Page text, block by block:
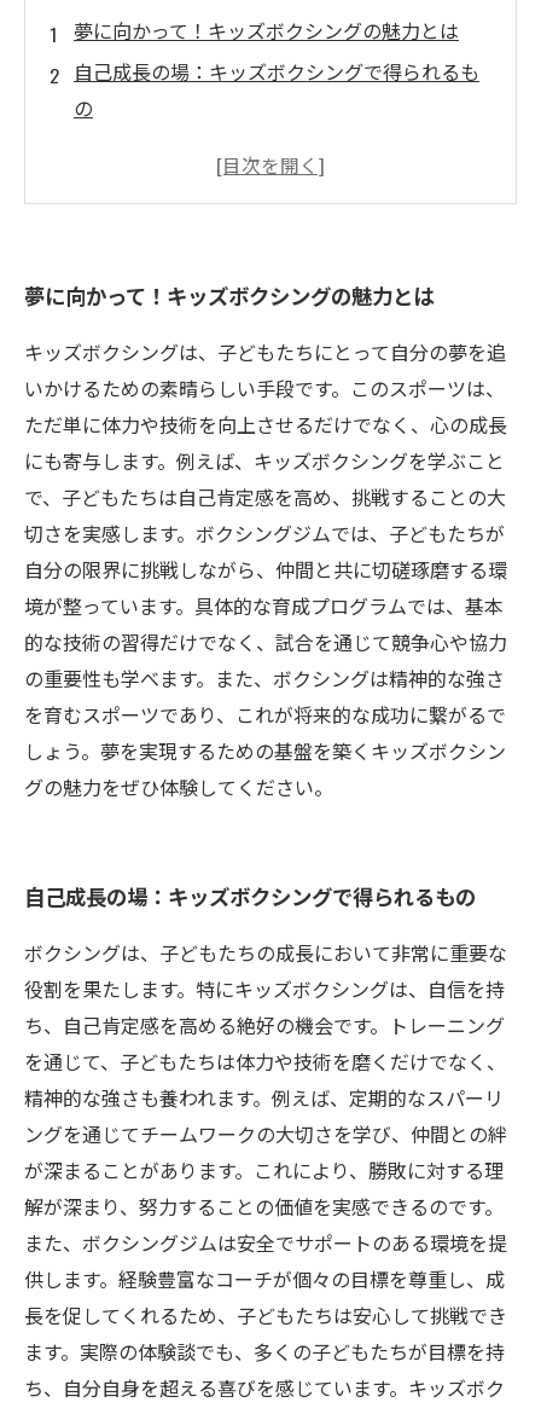
夢に向かって！キッズボクシングの魅力とは
自己成長の場：キッズボクシングで得られるも
の
心と体の成長を促す！ボクシングの効果とは
未来を担う子どもたちの可能性を広げるボクシ
ング
夢に向かって！キッズボクシングの魅力とは
キッズボクシングは、子どもたちにとって自分の夢を追
いかけるための素晴らしい手段です。このスポーツは、
ただ単に体力や技術を向上させるだけでなく、心の成長
にも寄与します。例えば、キッズボクシングを学ぶこと
で、子どもたちは自己肯定感を高め、挑戦することの大
切さを実感します。ボクシングジムでは、子どもたちが
自分の限界に挑戦しながら、仲間と共に切磋琢磨する環
境が整っています。具体的な育成プログラムでは、基本
的な技術の習得だけでなく、試合を通じて競争心や協力
の重要性も学べます。また、ボクシングは精神的な強さ
を育むスポーツであり、これが将来的な成功に繋がるで
しょう。夢を実現するための基盤を築くキッズボクシン
グの魅力をぜひ体験してください。
自己成長の場：キッズボクシングで得られるもの
ボクシングは、子どもたちの成長において非常に重要な
役割を果たします。特にキッズボクシングは、自信を持
ち、自己肯定感を高める絶好の機会です。トレーニング
を通じて、子どもたちは体力や技術を磨くだけでなく、
精神的な強さも養われます。例えば、定期的なスパーリ
ングを通じてチームワークの大切さを学び、仲間との絆
が深まることがあります。これにより、勝敗に対する理
解が深まり、努力することの価値を実感できるのです。
また、ボクシングジムは安全でサポートのある環境を提
供します。経験豊富なコーチが個々の目標を尊重し、成
長を促してくれるため、子どもたちは安心して挑戦でき
ます。実際の体験談でも、多くの子どもたちが目標を持
ち、自分自身を超える喜びを感じています。キッズボク